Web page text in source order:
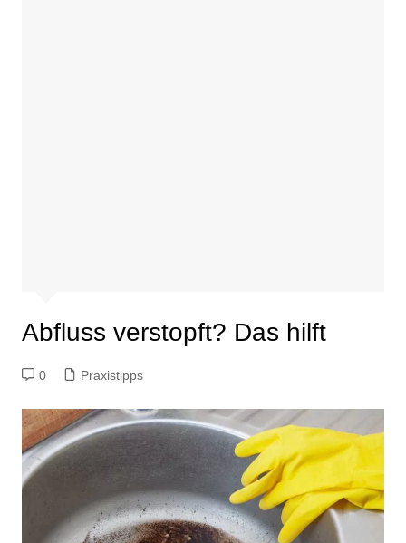
Abfluss verstopft? Das hilft
0 Praxistipps